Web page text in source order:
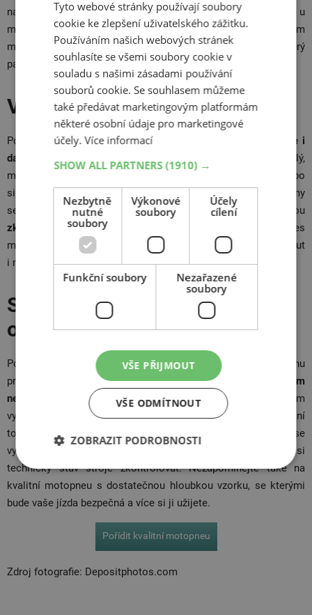
naskočí už po pár pokusech. Problémy s palivem bývají často u
motorek s karburátorem. Při řešení problémů se startováním
může pomoci ispeciální startovací sprejna bázi etheru, který
palivové cesty zprůchodní.
Vzduchový filtr a výfuk
Pokud se vám stále nedaří nastartovat motorku,
zkontrolujte i
další mechanické části
. Aby byl proces spalování dokonalý,
musí se palivo mísit se vzduchem. Ucpaný, poškozený nebo
silně znečištěný vzduchový filtr tak může způsobovat problémy
se spalováním, tedy i se startováním. Pro jistotu rovnou
zkontrolujte i výfukový systém
a jeho průchodnost. I dnes
můžete narazit na „vtipálky“, kteří záměrně ucpávají výfuky u aut
i motorek a čekají, co se stane.
Svěřte svůj motocykl
odborníkům
Pokud se vám během krátké doby nepodaří odhalit příčinu
problému se startováním a vyřešit jej,zbytečně se s tím
netrapte
. Obraťte se naprofesionální motoservis
, ve kterém
vyhodnotí stav stroje a dají vše do pořádku. Špatné startování
totiž může znamenat i závažnější technické problémy. Než se
vydáte na delší cestu nebo
, nechejte si
technický stav stroje zkontrolovat. Nezapomínejte také na
kvalitní motopneu s dostatečnou hloubkou vzorku, se kterými
bude vaše jízda bezpečná a více si ji užijete.
Pořídit kvalitní motopneu
Zdroj fotografie: Depositphotos.com
Tyto webové stránky používají soubory
cookie ke zlepšení uživatelského zážitku.
Používáním našich webových stránek
souhlasíte se všemi soubory cookie v
souladu s našimi zásadami používání
souborů cookie. Se souhlasem můžeme
také předávat marketingovým platformám
některé osobní údaje pro marketingové
účely.Více informací
SHOW ALL PARTNERS(1910) →
Nezbytně
nutné
soubory
Výkonové
soubory
Účely
cílení
Funkční soubory
Nezařazené
soubory
VŠE PŘIJMOUT
VŠE ODMÍTNOUT
ZOBRAZIT PODROBNOSTI